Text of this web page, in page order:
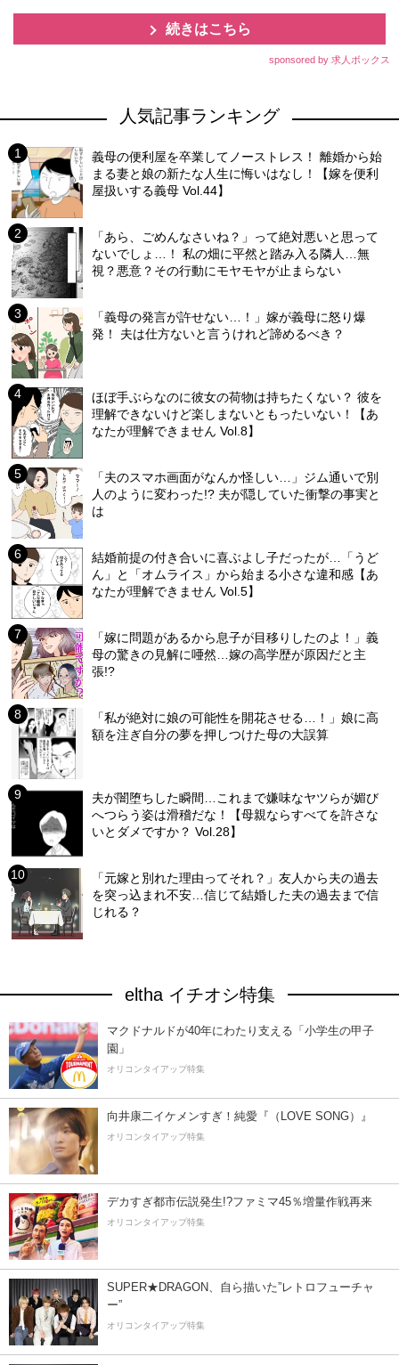
続きはこちら
sponsored by 求人ボックス
人気記事ランキング
義母の便利屋を卒業してノーストレス！ 離婚から始
まる妻と娘の新たな人生に悔いはなし！【嫁を便利
屋扱いする義母 Vol.44】
「あら、ごめんなさいね？」って絶対悪いと思って
ないでしょ…！ 私の畑に平然と踏み入る隣人…無
視？悪意？その行動にモヤモヤが止まらない
「義母の発言が許せない…！」嫁が義母に怒り爆
発！ 夫は仕方ないと言うけれど諦めるべき？
ほぼ手ぶらなのに彼女の荷物は持ちたくない？ 彼を
理解できないけど楽しまないともったいない！【あ
なたが理解できません Vol.8】
「夫のスマホ画面がなんか怪しい…」ジム通いで別
人のように変わった!? 夫が隠していた衝撃の事実と
は
結婚前提の付き合いに喜ぶよし子だったが…「うど
ん」と「オムライス」から始まる小さな違和感【あ
なたが理解できません Vol.5】
「嫁に問題があるから息子が目移りしたのよ！」義
母の驚きの見解に唖然…嫁の高学歴が原因だと主
張!?
「私が絶対に娘の可能性を開花させる…！」娘に高
額を注ぎ自分の夢を押しつけた母の大誤算
夫が闇堕ちした瞬間…これまで嫌味なヤツらが媚び
へつらう姿は滑稽だな！【母親ならすべてを許さな
いとダメですか？ Vol.28】
「元嫁と別れた理由ってそれ？」友人から夫の過去
を突っ込まれ不安…信じて結婚した夫の過去まで信
じれる？
eltha イチオシ特集
マクドナルドが40年にわたり支える「小学生の甲子
園」
オリコンタイアップ特集
向井康二イケメンすぎ！純愛『（LOVE SONG）』
オリコンタイアップ特集
デカすぎ都市伝説発生!?ファミマ45％増量作戦再来
オリコンタイアップ特集
SUPER★DRAGON、自ら描いた”レトロフューチャ
ー”
オリコンタイアップ特集